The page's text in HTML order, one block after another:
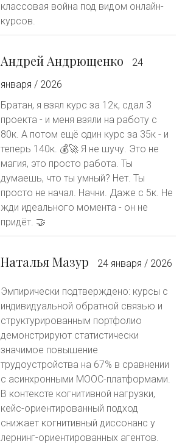
классовая война под видом онлайн-
курсов.
Андрей Андрющенко
24
января / 2026
Братан, я взял курс за 12к, сдал 3
проекта - и меня взяли на работу с
80к. А потом ещё один курс за 35к - и
теперь 140к. 💰🚀 Я не шучу. Это не
магия, это просто работа. Ты
думаешь, что ты умный? Нет. Ты
просто не начал. Начни. Даже с 5к. Не
жди идеального момента - он не
придёт. 🤝
Наталья Мазур 24 января / 2026
Эмпирически подтверждено: курсы с
индивидуальной обратной связью и
структурированным портфолио
демонстрируют статистически
значимое повышение
трудоустройства на 67% в сравнении
с асинхронными MOOC-платформами.
В контексте когнитивной нагрузки,
кейс-ориентированный подход
снижает когнитивный диссонанс у
лернинг-ориентированных агентов.